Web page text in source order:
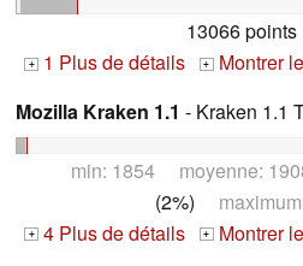
13066 points
+ 1 Plus de détails + Montrer
Mozilla Kraken 1.1 - Kraken 1.1
min: 1854 moyenne:
(2%)
+ 4 Plus de détails + Montrer